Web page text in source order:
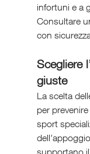
infortuni e a
Consultare
con
Scegliere
giuste
La scelta
per
sport
supportano